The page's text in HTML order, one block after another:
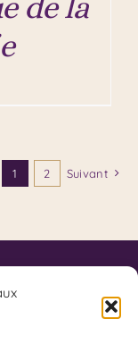
1 2 Suivant